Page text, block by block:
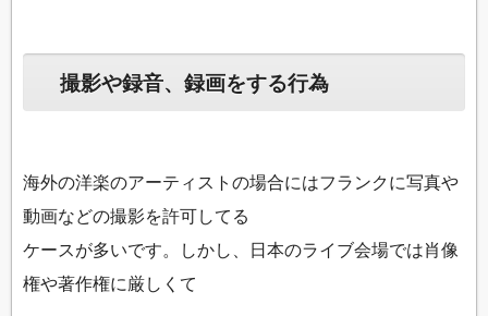
撮影や録音、録画をする行為
海外の洋楽のアーティストの場合にはフランクに写真や
動画などの撮影を許可してる
ケースが多いです。しかし、日本のライブ会場では肖像
権や著作権に厳しくて